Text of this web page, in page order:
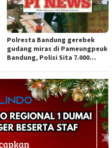
Polresta Bandung gerebek
gudang miras di Pameungpeuk
Bandung, Polisi Sita 7.000